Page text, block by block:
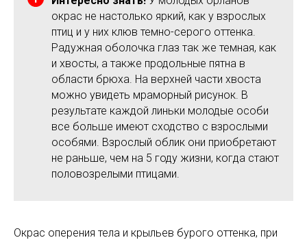
окрас не настолько яркий, как у взрослых
птиц и у них клюв темно-серого оттенка.
Радужная оболочка глаз так же темная, как
и хвосты, а также продольные пятна в
области брюха. На верхней части хвоста
можно увидеть мраморный рисунок. В
результате каждой линьки молодые особи
все больше имеют сходство с взрослыми
особями. Взрослый облик они приобретают
не раньше, чем на 5 году жизни, когда стают
половозрелыми птицами.
Окрас оперения тела и крыльев бурого оттенка, при